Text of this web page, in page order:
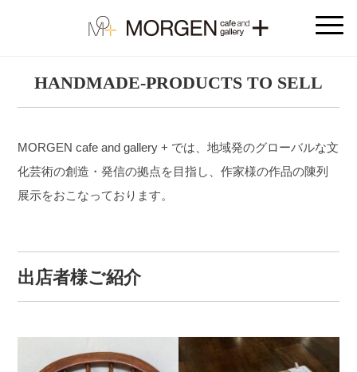
HANDMADE-PRODUCTS TO SELL
MORGEN cafe and gallery + では、地域発のグローバルな文
化芸術の創造・発信の拠点を目指し、作家様の作品の陳列
展示をおこなっております。
出店者様ご紹介